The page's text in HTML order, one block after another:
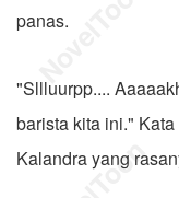
panas.
"Sllluurpp....
barista kita ini."
Kalandra yang